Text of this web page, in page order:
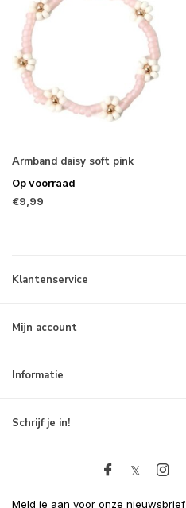
Armband daisy soft pink
Op voorraad
€9,99
Klantenservice
Mijn account
Informatie
Schrijf je in!
Meld je aan voor onze nieuwsbrief